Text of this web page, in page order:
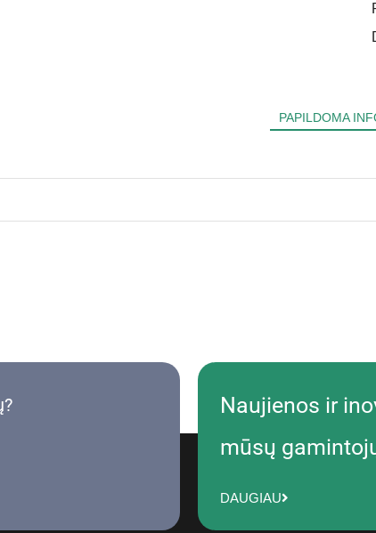
PAPILDOMA
Naujienos ir
mūsų
DAUGIAU